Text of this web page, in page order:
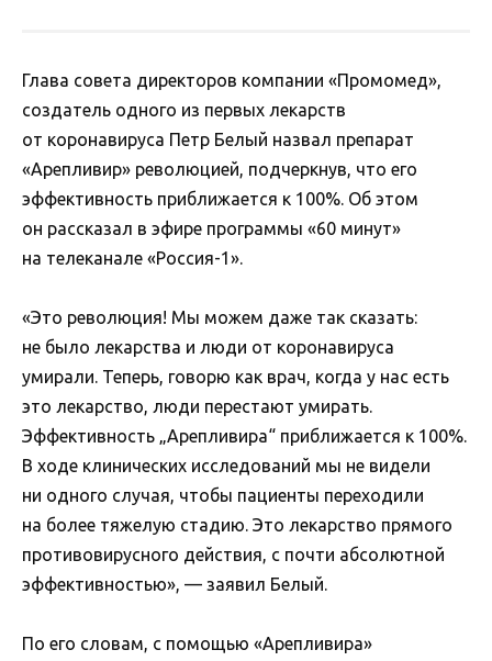
Глава совета директоров компании «Промомед»,
создатель одного из первых лекарств
от коронавируса Петр Белый назвал препарат
«Арепливир» революцией, подчеркнув, что его
эффективность приближается к 100%. Об этом
он рассказал в эфире программы «60 минут»
на телеканале «Россия-1».
«Это революция! Мы можем даже так сказать:
не было лекарства и люди от коронавируса
умирали. Теперь, говорю как врач, когда у нас есть
это лекарство, люди перестают умирать.
Эффективность „Арепливира“ приближается к 100%.
В ходе клинических исследований мы не видели
ни одного случая, чтобы пациенты переходили
на более тяжелую стадию. Это лекарство прямого
противовирусного действия, с почти абсолютной
эффективностью», — заявил Белый.
По его словам, с помощью «Арепливира»